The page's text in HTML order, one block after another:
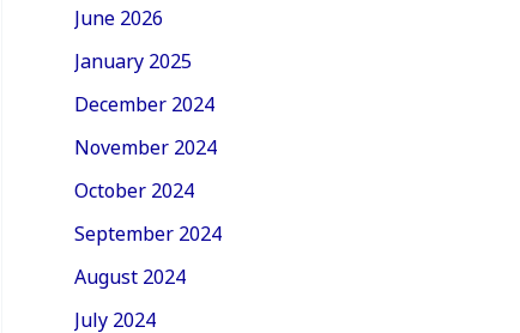
June 2026
January 2025
December 2024
November 2024
October 2024
September 2024
August 2024
July 2024